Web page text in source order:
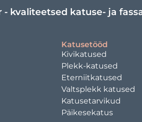
kvaliteetsed katuse- ja
Katusetööd
Kivikatused
Plekk-katused
Eterniitkatused
Valtsplekk katused
Katusetarvikud
Päikesekatus